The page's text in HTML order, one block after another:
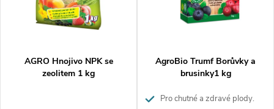
AGRO Hnojivo NPK se
zeolitem 1 kg
AgroBio Trumf Borůvky a
brusinky1 kg
Pro chutné a zdravé plody.